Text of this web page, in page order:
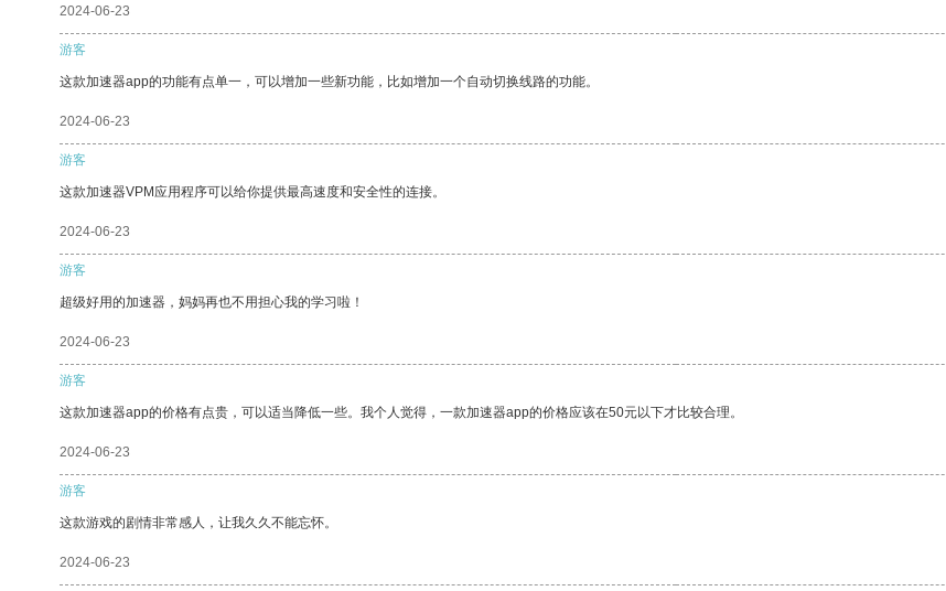
2024-06-23
游客
这款加速器app的功能有点单一，可以增加一些新功能，比如增加一个自动切换线路的功能。
2024-06-23
游客
这款加速器VPM应用程序可以给你提供最高速度和安全性的连接。
2024-06-23
游客
超级好用的加速器，妈妈再也不用担心我的学习啦！
2024-06-23
游客
这款加速器app的价格有点贵，可以适当降低一些。我个人觉得，一款加速器app的价格应该在50元以下才比较合理。
2024-06-23
游客
这款游戏的剧情非常感人，让我久久不能忘怀。
2024-06-23